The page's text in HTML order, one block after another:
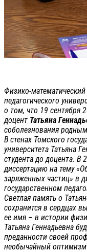
Физико-математический
педагогического
о том, что 19 сентября
доцент Татьяна
соболезнования
В стенах Томского
университета Татьяна
студента до доцента. В
диссертацию на тему
заряженных частиц» в
государственном
Светлая память о
сохранится в сердцах
ее имя – в истории
Татьяна Геннадьевна
преданности своей
необычайный оптимизм